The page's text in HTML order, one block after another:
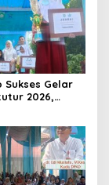
Sukses Gelar
2026,